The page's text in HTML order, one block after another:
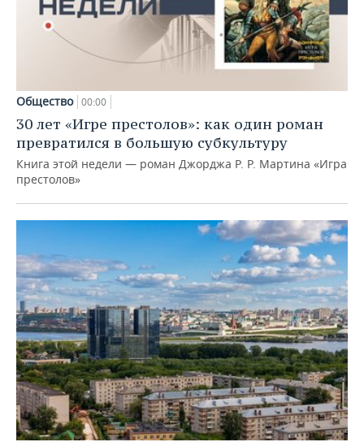
Общество 00:00
30 лет «Игре престолов»: как один роман
превратился в большую субкультуру
Книга этой недели — роман Джорджа Р. Р. Мартина «Игра
престолов»